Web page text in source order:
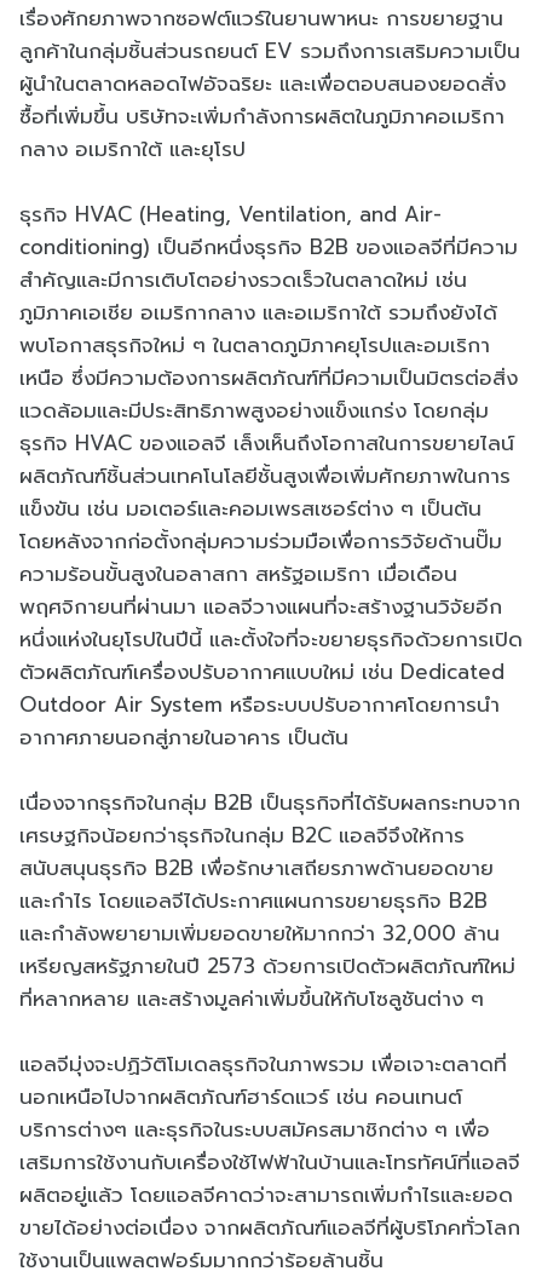
เรื่องศักยภาพจากซอฟต์แวร์ในยานพาหนะ การขยายฐาน
ลูกค้าในกลุ่มชิ้นส่วนรถยนต์ EV รวมถึงการเสริมความเป็น
ผู้นำในตลาดหลอดไฟอัจฉริยะ และเพื่อตอบสนองยอดสั่ง
ซื้อที่เพิ่มขึ้น บริษัทจะเพิ่มกำลังการผลิตในภูมิภาคอเมริกา
กลาง อเมริกาใต้ และยุโรป
ธุรกิจ HVAC (Heating, Ventilation, and Air-
conditioning) เป็นอีกหนึ่งธุรกิจ B2B ของแอลจีที่มีความ
สำคัญและมีการเติบโตอย่างรวดเร็วในตลาดใหม่ เช่น
ภูมิภาคเอเชีย อเมริกากลาง และอเมริกาใต้ รวมถึงยังได้
พบโอกาสธุรกิจใหม่ ๆ ในตลาดภูมิภาคยุโรปและอมเริกา
เหนือ ซึ่งมีความต้องการผลิตภัณฑ์ที่มีความเป็นมิตรต่อสิ่ง
แวดล้อมและมีประสิทธิภาพสูงอย่างแข็งแกร่ง โดยกลุ่ม
ธุรกิจ HVAC ของแอลจี เล็งเห็นถึงโอกาสในการขยายไลน์
ผลิตภัณฑ์ชิ้นส่วนเทคโนโลยีชั้นสูงเพื่อเพิ่มศักยภาพในการ
แข็งขัน เช่น มอเตอร์และคอมเพรสเซอร์ต่าง ๆ เป็นต้น
โดยหลังจากก่อตั้งกลุ่มความร่วมมือเพื่อการวิจัยด้านปั๊ม
ความร้อนขั้นสูงในอลาสกา สหรัฐอเมริกา เมื่อเดือน
พฤศจิกายนที่ผ่านมา แอลจีวางแผนที่จะสร้างฐานวิจัยอีก
หนึ่งแห่งในยุโรปในปีนี้ และตั้งใจที่จะขยายธุรกิจด้วยการเปิด
ตัวผลิตภัณฑ์เครื่องปรับอากาศแบบใหม่ เช่น Dedicated
Outdoor Air System หรือระบบปรับอากาศโดยการนำ
อากาศภายนอกสู่ภายในอาคาร เป็นต้น
เนื่องจากธุรกิจในกลุ่ม B2B เป็นธุรกิจที่ได้รับผลกระทบจาก
เศรษฐกิจน้อยกว่าธุรกิจในกลุ่ม B2C แอลจีจึงให้การ
สนับสนุนธุรกิจ B2B เพื่อรักษาเสถียรภาพด้านยอดขาย
และกำไร โดยแอลจีได้ประกาศแผนการขยายธุรกิจ B2B
และกำลังพยายามเพิ่มยอดขายให้มากกว่า 32,000 ล้าน
เหรียญสหรัฐภายในปี 2573 ด้วยการเปิดตัวผลิตภัณฑ์ใหม่
ที่หลากหลาย และสร้างมูลค่าเพิ่มขึ้นให้กับโซลูชันต่าง ๆ
แอลจีมุ่งจะปฏิวัติโมเดลธุรกิจในภาพรวม เพื่อเจาะตลาดที่
นอกเหนือไปจากผลิตภัณฑ์ฮาร์ดแวร์ เช่น คอนเทนต์
บริการต่างๆ และธุรกิจในระบบสมัครสมาชิกต่าง ๆ เพื่อ
เสริมการใช้งานกับเครื่องใช้ไฟฟ้าในบ้านและโทรทัศน์ที่แอลจี
ผลิตอยู่แล้ว โดยแอลจีคาดว่าจะสามารถเพิ่มกำไรและยอด
ขายได้อย่างต่อเนื่อง จากผลิตภัณฑ์แอลจีที่ผู้บริโภคทั่วโลก
ใช้งานเป็นแพลตฟอร์มมากกว่าร้อยล้านชิ้น